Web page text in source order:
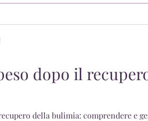
dopo il
della bulimia: comprendere e